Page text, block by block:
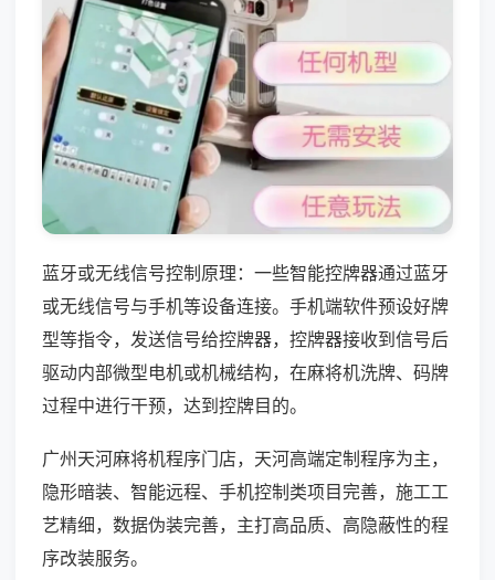
蓝牙或无线信号控制原理：一些智能控牌器通过蓝牙
或无线信号与手机等设备连接。手机端软件预设好牌
型等指令，发送信号给控牌器，控牌器接收到信号后
驱动内部微型电机或机械结构，在麻将机洗牌、码牌
过程中进行干预，达到控牌目的。
广州天河麻将机程序门店，天河高端定制程序为主，
隐形暗装、智能远程、手机控制类项目完善，施工工
艺精细，数据伪装完善，主打高品质、高隐蔽性的程
序改装服务。